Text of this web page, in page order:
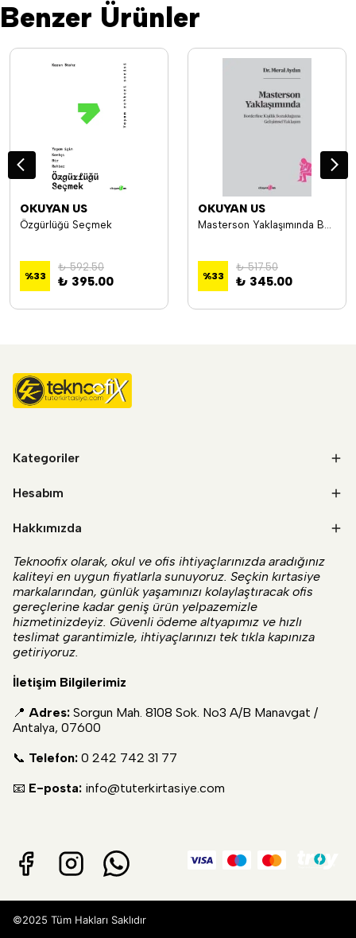
Benzer Ürünler
OKUYAN US
Özgürlüğü Seçmek
%33
₺ 592.50
₺ 395.00
OKUYAN US
Masterson Yaklaşımında Borderline Kişilik Bozukluğuna Gelişimsel Yaklaşım
%33
₺ 517.50
₺ 345.00
Kategoriler
Hesabım
Hakkımızda
Teknoofix olarak, okul ve ofis ihtiyaçlarınızda aradığınız
kaliteyi en uygun fiyatlarla sunuyoruz. Seçkin kırtasiye
markalarından, günlük yaşamınızı kolaylaştıracak ofis
gereçlerine kadar geniş ürün yelpazemizle
hizmetinizdeyiz. Güvenli ödeme altyapımız ve hızlı
teslimat garantimizle, ihtiyaçlarınızı tek tıkla kapınıza
getiriyoruz.
İletişim Bilgilerimiz
📍 Adres: Sorgun Mah. 8108 Sok. No3 A/B Manavgat /
Antalya, 07600
📞 Telefon: 0 242 742 31 77
📧 E-posta: info@tuterkirtasiye.com
©2025 Tüm Hakları Saklıdır